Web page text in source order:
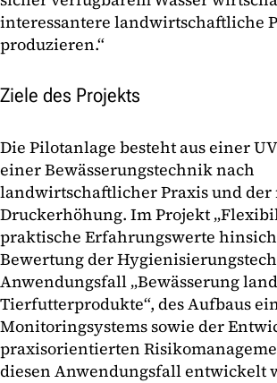
interessantere landwirtschaftliche
produzieren.“
Ziele des Projekts
Die Pilotanlage besteht aus einer
einer Bewässerungstechnik nach
landwirtschaftlicher Praxis und der
Druckerhöhung. Im Projekt
praktische Erfahrungswerte
Bewertung der
Anwendungsfall „Bewässerung
Tierfutterprodukte“, des Aufbaus
Monitoringsystems sowie der
praxisorientierten
diesen Anwendungsfall entwickelt